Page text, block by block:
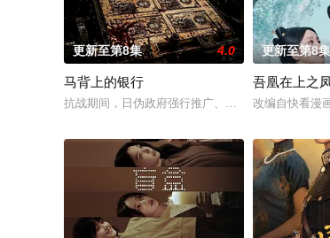
更新至第8集 4.0
马背上的银行
抗战期间，日伪政府强行推广、使用由“中国准备银
更新至第8集
吾凰在上之
改编自快看漫